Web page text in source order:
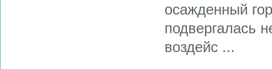
осажденный
подвергалась
воздейс ...